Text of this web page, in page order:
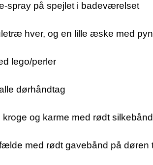
spray på spejlet i badeværelset
hver, og en lille æske med
lego/perler
dørhåndtag
og karme med rødt silkebånd
med rødt gavebånd på